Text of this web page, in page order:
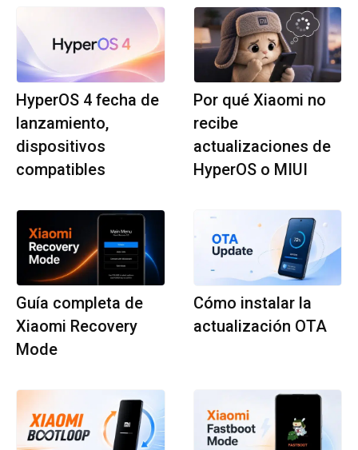
HyperOS 4 fecha de
lanzamiento,
dispositivos
compatibles
Por qué Xiaomi no
recibe
actualizaciones de
HyperOS o MIUI
Guía completa de
Xiaomi Recovery
Mode
Cómo instalar la
actualización OTA